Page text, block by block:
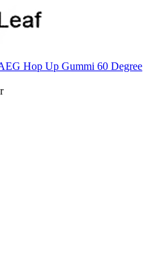
Hop Up Gummi 60 Degree